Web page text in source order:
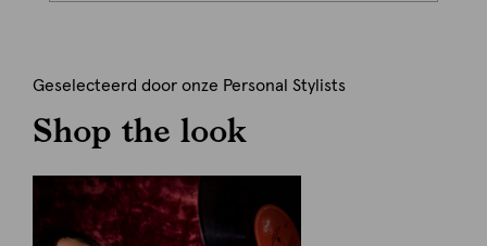
Geselecteerd door onze Personal Stylists
Shop the look